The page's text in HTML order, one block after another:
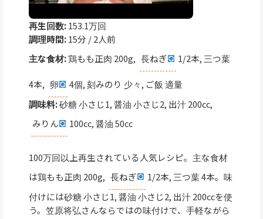
再生回数:153.1万回
調理時間:15分 / 2人前
主な食材:鶏もも正肉 200g, 長ねぎ 1/2本, 三つ葉
4本, 卵
4個, 刻みのり 少々, ご飯 適量
調味料:砂糖 小さじ1, 醤油 小さじ2, 出汁 200cc,
みりん
100cc, 醤油 50cc
100万回以上再生されている人気レシピ。主な食材
は鶏もも正肉 200g, 長ねぎ
1/2本, 三つ葉 4本。味
付けには砂糖 小さじ1, 醤油 小さじ2, 出汁 200ccを使
う。笠原将弘さんならではの味付けで、手軽ながら